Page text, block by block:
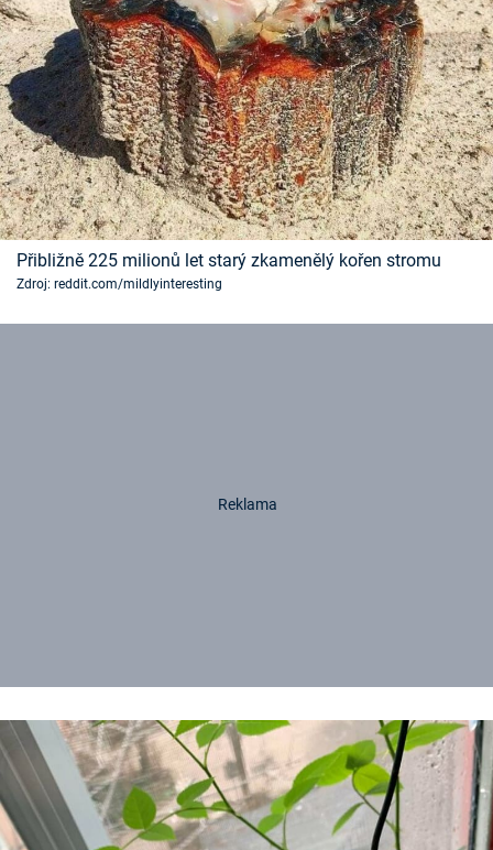
Přibližně 225 milionů let starý zkamenělý kořen stromu
Zdroj: reddit.com/mildlyinteresting